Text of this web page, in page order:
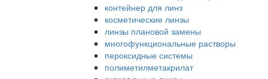
контейнер для линз
косметические линзы
линзы плановой замены
многофункциональные растворы
пероксидные системы
полиметилметакрилат